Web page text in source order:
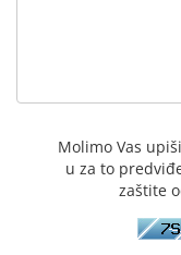
Molimo Vas
u za to
zaštite